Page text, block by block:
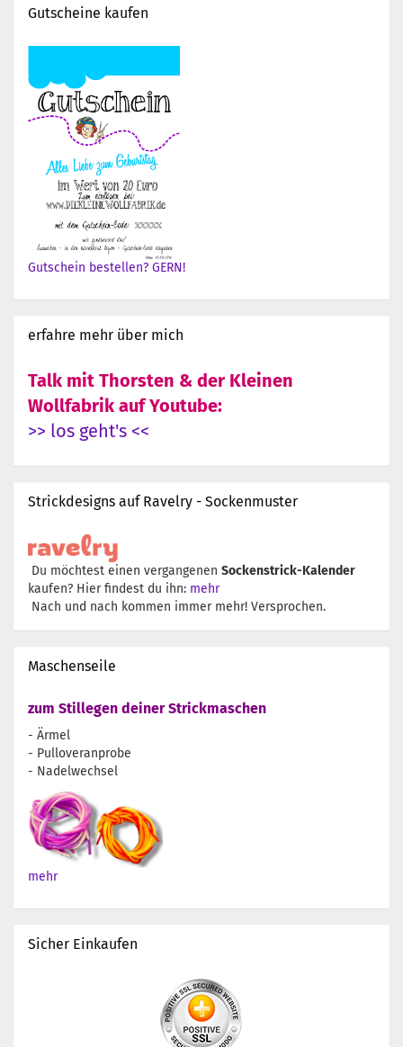
Gutscheine kaufen
Gutschein bestellen? GERN!
erfahre mehr über mich
Talk mit Thorsten & der Kleinen
Wollfabrik auf Youtube:
>> los geht's <<
Strickdesigns auf Ravelry - Sockenmuster
Du möchtest einen vergangenen Sockenstrick-Kalender
kaufen? Hier findest du ihn: mehr
Nach und nach kommen immer mehr! Versprochen.
Maschenseile
zum Stillegen deiner Strickmaschen
- Ärmel
- Pulloveranprobe
- Nadelwechsel
mehr
Sicher Einkaufen